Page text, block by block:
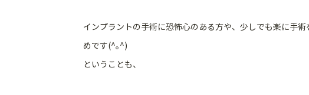
インプラントの手術に恐怖心のある方や、 少しでも楽に手術
めです(^｡^)
ということも、